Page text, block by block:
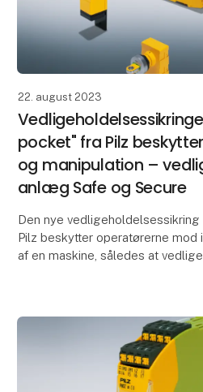
22. august 2023
pocket" fra Pilz
og manipulation –
anlæg Safe og Secure
Den nye
Pilz beskytter operatørerne
af en maskine, således at